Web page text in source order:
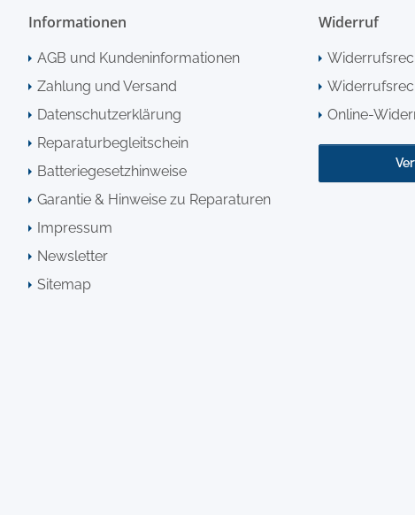
Informationen
AGB und Kundeninformationen
Zahlung und Versand
Datenschutzerklärung
Reparaturbegleitschein
Batteriegesetzhinweise
Garantie & Hinweise zu Reparaturen
Impressum
Newsletter
Sitemap
Widerruf
Online-